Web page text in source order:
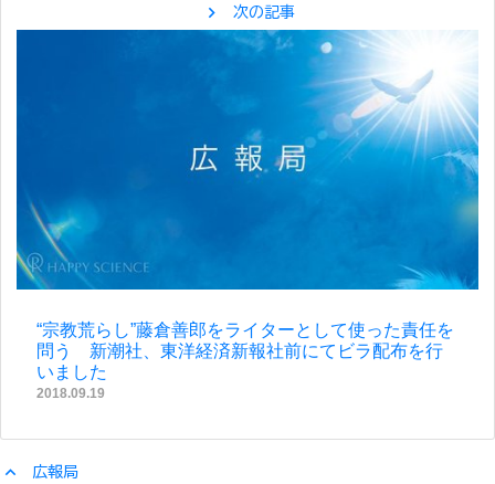
chevron_right 次の記事
“宗教荒らし”藤倉善郎をライターとして使った責任を
問う 新潮社、東洋経済新報社前にてビラ配布を行
いました
2018.09.19
expand_less 広報局